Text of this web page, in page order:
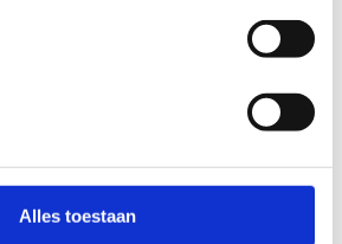
Alles toestaan
statige pand 150 jaar geleden
KANTOOR